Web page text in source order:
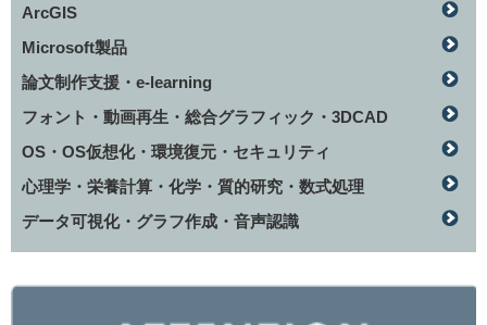
ArcGIS
Microsoft製品
論文制作支援・e-learning
フォント・動画再生・総合グラフィック・3DCAD
OS・OS仮想化・環境復元・セキュリティ
心理学・栄養計算・化学・質的研究・数式処理
データ可視化・グラフ作成・音声認識